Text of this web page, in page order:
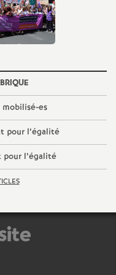
d
e
g
r
é
O
r
es
pour l’égalité
pour l’égalité